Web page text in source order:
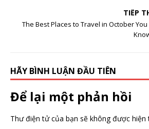
TIẾP
The Best Places to Travel in October
HÃY BÌNH LUẬN ĐẦU TIÊN
Để lại một phản hồi
Thư điện tử của bạn sẽ không được hiện